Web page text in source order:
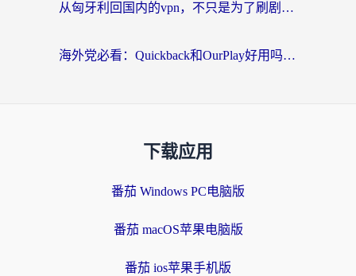
从匈牙利回国内的vpn，不只是为了刷剧那么简单
海外党必看：Quickback和OurPlay好用吗？3分钟选对回国加速器，无缝刷剧玩游戏
下载应用
番茄 Windows PC电脑版
番茄 macOS苹果电脑版
番茄 ios苹果手机版